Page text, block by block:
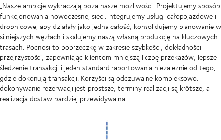
„Nasze ambicje wykraczają poza nasze możliwości. Projektujemy sposób
funkcjonowania nowoczesnej sieci: integrujemy usługi całopojazdowe i
drobnicowe, aby działały jako jedna całość, konsolidujemy planowanie w
silniejszych węzłach i skalujemy naszą własną produkcję na kluczowych
trasach. Podnosi to poprzeczkę w zakresie szybkości, dokładności i
przejrzystości, zapewniając klientom mniejszą liczbę przekazów, lepsze
śledzenie transakcji i jeden standard raportowania niezależnie od tego,
gdzie dokonują transakcji. Korzyści są odczuwalne kompleksowo:
dokonywanie rezerwacji jest prostsze, terminy realizacji są krótsze, a
realizacja dostaw bardziej przewidywalna.